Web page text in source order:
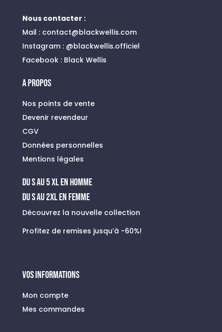
Nous contacter :
Mail : contact@blackwellis.com
Instagram :@blackwellis.officiel
Facebook : Black Wellis
A PROPOS
Nos points de vente
Devenir revendeur
CGV
Données personnelles
Mentions légales
du s au 5 xl en homme
Du S au 2XL en FEMME
Découvrez la nouvelle collection
Profitez de remises jusqu’à -60%!
VOS INFORMATIONS
Mon compte
Mes commandes